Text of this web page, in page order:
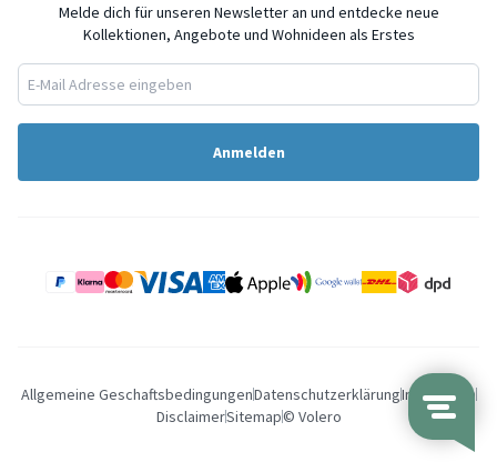
Melde dich für unseren Newsletter an und entdecke neue
Kollektionen, Angebote und Wohnideen als Erstes
Anmelden
Allgemeine GeschaftsbedingungenDatenschutzerklärungImpressum
DisclaimerSitemap© Volero